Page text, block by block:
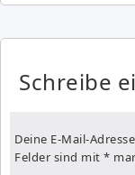
Schreibe
Deine E-Mail-
Felder sind mit *